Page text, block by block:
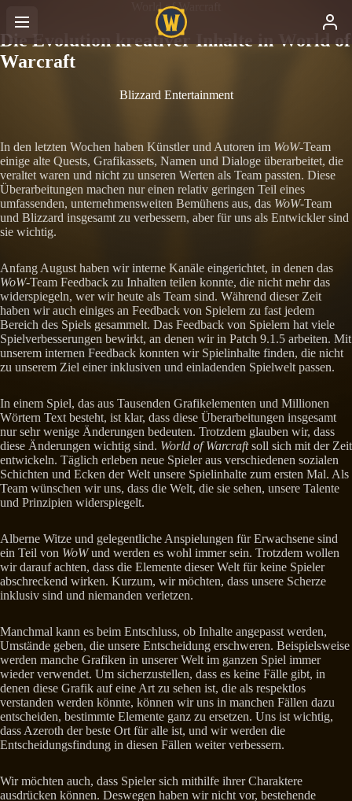
World of Warcraft
Die Evolution kreativer Inhalte in World of
Warcraft
Blizzard Entertainment
In den letzten Wochen haben Künstler und Autoren im WoW-Team
einige alte Quests, Grafikassets, Namen und Dialoge überarbeitet, die
veraltet waren und nicht zu unseren Werten als Team passten. Diese
Überarbeitungen machen nur einen relativ geringen Teil eines
umfassenden, unternehmensweiten Bemühens aus, das WoW-Team
und Blizzard insgesamt zu verbessern, aber für uns als Entwickler sind
sie wichtig.
Anfang August haben wir interne Kanäle eingerichtet, in denen das
WoW-Team Feedback zu Inhalten teilen konnte, die nicht mehr das
widerspiegeln, wer wir heute als Team sind. Während dieser Zeit
haben wir auch einiges an Feedback von Spielern zu fast jedem
Bereich des Spiels gesammelt. Das Feedback von Spielern hat viele
Spielverbesserungen bewirkt, an denen wir in Patch 9.1.5 arbeiten. Mit
unserem internen Feedback konnten wir Spielinhalte finden, die nicht
zu unserem Ziel einer inklusiven und einladenden Spielwelt passen.
In einem Spiel, das aus Tausenden Grafikelementen und Millionen
Wörtern Text besteht, ist klar, dass diese Überarbeitungen insgesamt
nur sehr wenige Änderungen bedeuten. Trotzdem glauben wir, dass
diese Änderungen wichtig sind. World of Warcraftsoll sich mit der Zeit
entwickeln. Täglich erleben neue Spieler aus verschiedenen sozialen
Schichten und Ecken der Welt unsere Spielinhalte zum ersten Mal. Als
Team wünschen wir uns, dass die Welt, die sie sehen, unsere Talente
und Prinzipien widerspiegelt.
Alberne Witze und gelegentliche Anspielungen für Erwachsene sind
ein Teil von WoWund werden es wohl immer sein. Trotzdem wollen
wir darauf achten, dass die Elemente dieser Welt für keine Spieler
abschreckend wirken. Kurzum, wir möchten, dass unsere Scherze
inklusiv sind und niemanden verletzen.
Manchmal kann es beim Entschluss, ob Inhalte angepasst werden,
Umstände geben, die unsere Entscheidung erschweren. Beispielsweise
werden manche Grafiken in unserer Welt im ganzen Spiel immer
wieder verwendet. Um sicherzustellen, dass es keine Fälle gibt, in
denen diese Grafik auf eine Art zu sehen ist, die als respektlos
verstanden werden könnte, können wir uns in manchen Fällen dazu
entscheiden, bestimmte Elemente ganz zu ersetzen. Uns ist wichtig,
dass Azeroth der beste Ort für alle ist, und wir werden die
Entscheidungsfindung in diesen Fällen weiter verbessern.
Wir möchten auch, dass Spieler sich mithilfe ihrer Charaktere
ausdrücken können. Deswegen haben wir nicht vor, bestehende